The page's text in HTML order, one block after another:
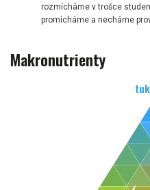
rozmícháme v trošce
promícháme a necháme
Makronutrienty